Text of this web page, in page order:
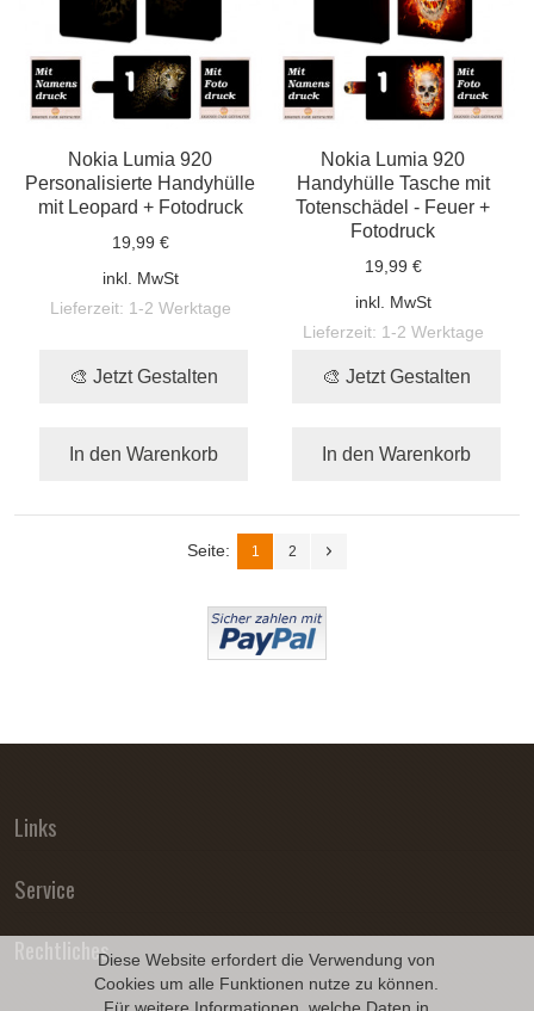
Diese Website erfordert die Verwendung von
Cookies um alle Funktionen nutze zu können.
Nokia Lumia 920
Personalisierte Handyhülle
mit Leopard + Fotodruck
19,99 €
inkl. MwSt
Lieferzeit: 1-2 Werktage
🎨 Jetzt Gestalten
In den Warenkorb
Nokia Lumia 920
Handyhülle Tasche mit
Totenschädel - Feuer +
Fotodruck
19,99 €
inkl. MwSt
Lieferzeit: 1-2 Werktage
🎨 Jetzt Gestalten
In den Warenkorb
Seite: 1 2
Links
Service
Rechtliches